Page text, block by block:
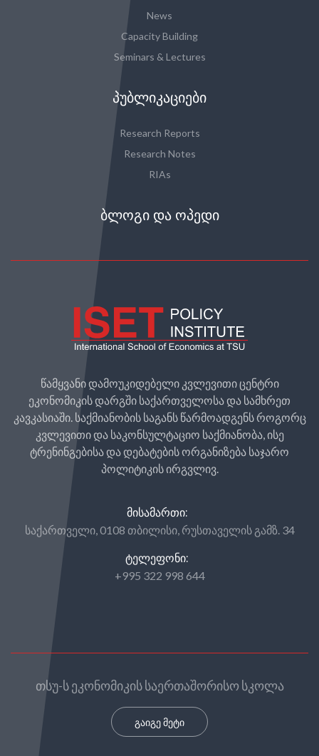
News
Capacity Building
Seminars & Lectures
ᲞᲣᲑᲚᲘᲙᲐᲪᲘᲔᲑᲘ
Research Reports
Research Notes
RIAs
ᲑᲚᲝᲒᲘ ᲓᲐ ᲝᲞᲔᲓᲘ
წამყვანი დამოუკიდებელი კვლევითი ცენტრი
ეკონომიკის დარგში საქართველოსა და სამხრეთ
კავკასიაში. საქმიანობის საგანს წარმოადგენს როგორც
კვლევითი და საკონსულტაციო საქმიანობა, ისე
ტრენინგებისა და დებატების ორგანიზება საჯარო
პოლიტიკის ირგვლივ.
ᲛᲘᲡᲐᲛᲐᲠᲗᲘ:
საქართველი, 0108 თბილისი, რუსთაველის გამზ. 34
ᲢᲔᲚᲔᲤᲝᲜᲘ:
+995 322 998 644
თსუ-ს ეკონომიკის საერთაშორისო სკოლა
გაიგე მეტი